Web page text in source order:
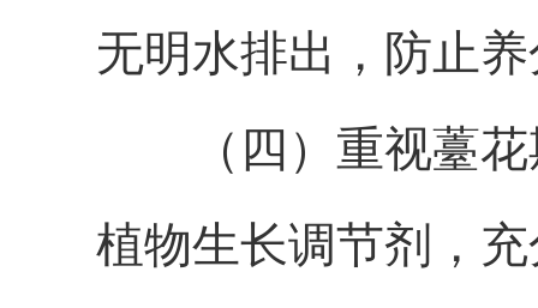
无明水排出，防止
（四）重视薹
植物生长调节剂，